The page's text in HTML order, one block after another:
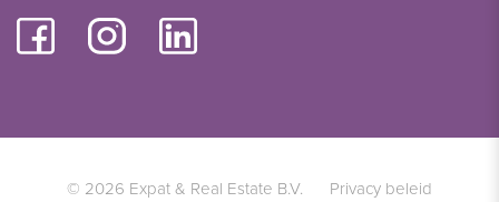
© 2026 Expat & Real Estate B.V.
Privacy beleid